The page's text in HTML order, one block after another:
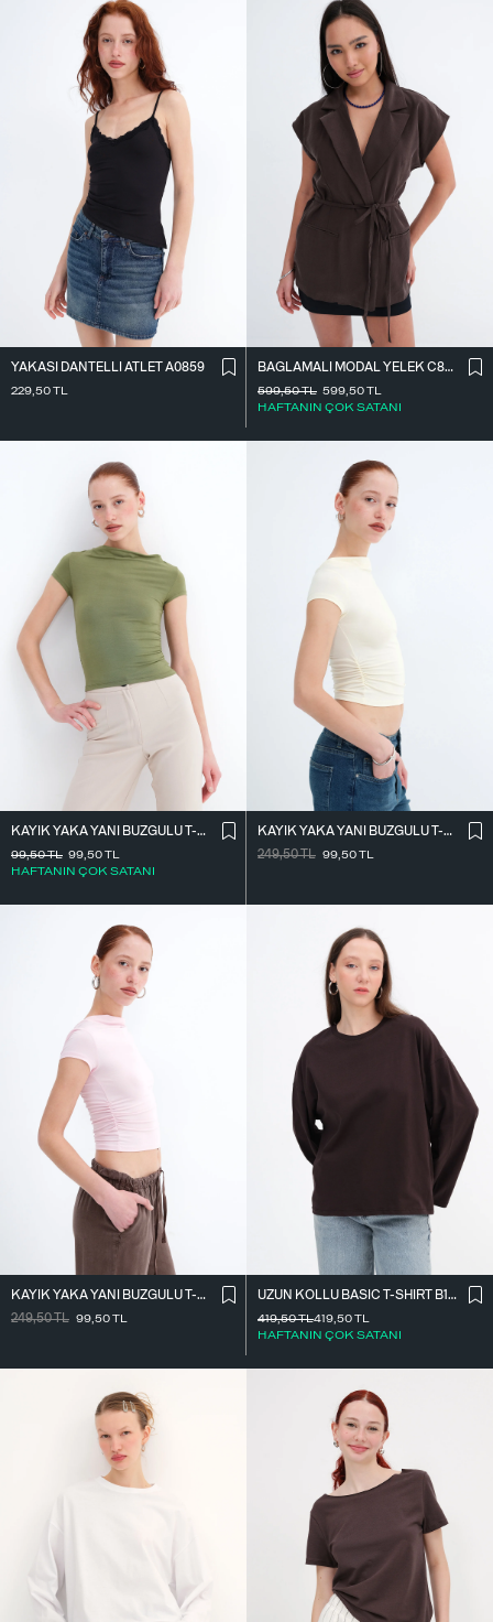
YAKASI DANTELLI ATLET A0859
229,50TL
BAĞLAMALI MODAL YELEK C8021
599,50TL
HAFTANIN ÇOK SATANI
599,50TL
KAYIK YAKA YANI BÜZGÜLÜ T-SHIRT P0653
99,50TL
HAFTANIN ÇOK SATANI
99,50TL
KAYIK YAKA YANI BÜZGÜLÜ T-SHIRT P0653
249,50TL 99,50TL
KAYIK YAKA YANI BÜZGÜLÜ T-SHIRT P0653
249,50TL 99,50TL
UZUN KOLLU BASIC T-SHIRT B10571
419,50TL
HAFTANIN ÇOK SATANI
419,50TL